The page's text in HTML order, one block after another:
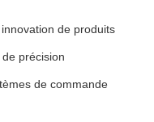
de produits
précision
de commande